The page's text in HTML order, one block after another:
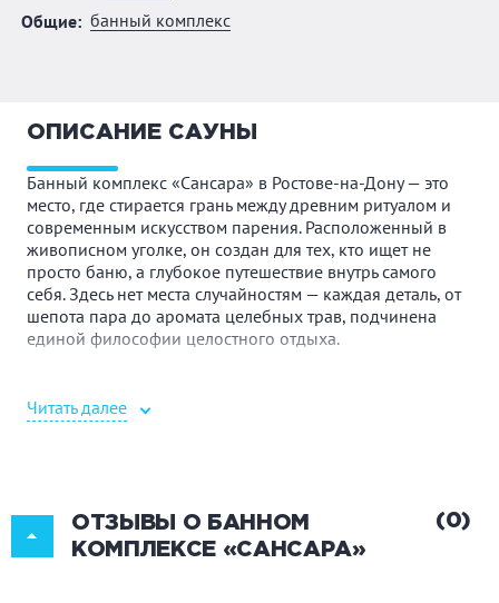
Общие: банный комплекс
ОПИСАНИЕ САУНЫ
Банный комплекс «Сансара» в Ростове-на-Дону — это
место, где стирается грань между древним ритуалом и
современным искусством парения. Расположенный в
живописном уголке, он создан для тех, кто ищет не
просто баню, а глубокое путешествие внутрь самого
себя. Здесь нет места случайностям — каждая деталь, от
шепота пара до аромата целебных трав, подчинена
единой философии целостного отдыха.
ступите на территорию этого волшебного пространства.
Вы окажетесь в уединении, где царят покой и гармония.
процедура, а авторский ритуал: мастер тонко
адаптируется под ваше состояние «здесь и сейчас».
Звуки, ароматы и прикосновения сливаются в
Читать далее
ОТЗЫВЫ О БАННОМ
КОМПЛЕКСЕ «САНСАРА»
(0)